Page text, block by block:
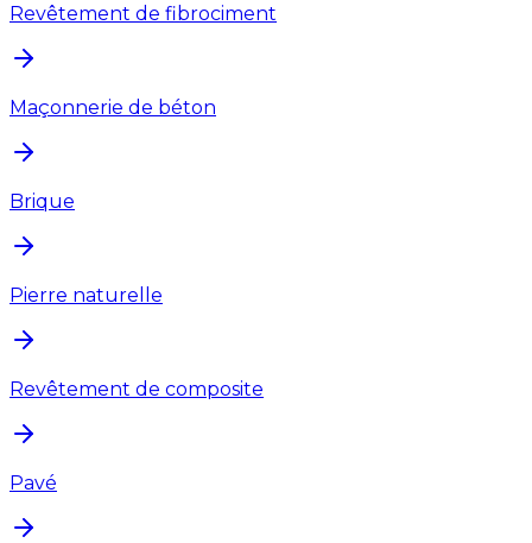
Revêtement de fibrociment
Maçonnerie de béton
Brique
Pierre naturelle
Revêtement de composite
Pavé